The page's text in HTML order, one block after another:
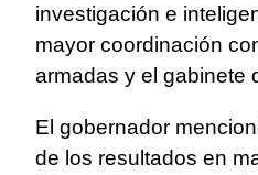
investigación e
mayor coordinación
armadas y el gabinete
El gobernador
de los resultados en